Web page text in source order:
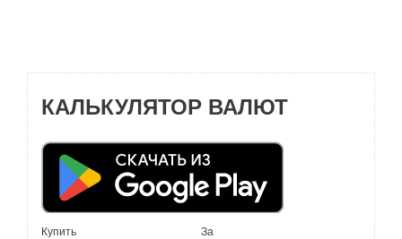
КАЛЬКУЛЯТОР ВАЛЮТ
Купить За